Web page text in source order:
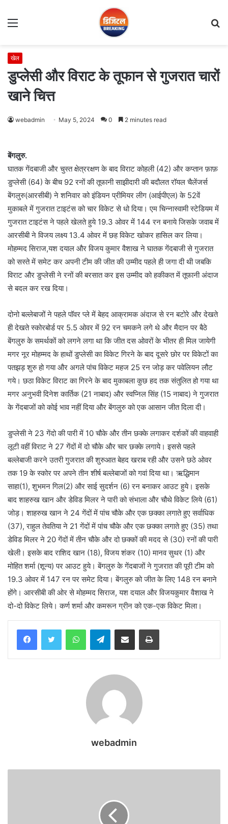
Menu
खेल
डुप्लेसी और विराट के तूफान से गुजरात चारों
खाने चित्त
webadmin May 5, 2024 0 2 minutes read
बेंगलुरु.
घातक गेंदबाजी और चुस्त क्षेत्ररक्षण के बाद विराट कोहली (42) और कप्तान फ़ाफ़
डुप्लेसी (64) के बीच 92 रनों की तूफानी साझीदारी की बदौलत रॉयल चैलेंजर्स
बेंगलुरु(आरसीबी) ने शनिवार को इंडियन प्रीमियर लीग (आईपीएल) के 52वें
मुकाबले में गुजरात टाइटंस को चार विकेट से धो दिया। एम चिन्‍नास्‍वामी स्‍टेडियम में
गुजरात टाइटंस ने पहले खेलते हुये 19.3 ओवर में 144 रन बनाये जिसके जवाब में
आरसीबी ने विजय लक्ष्य 13.4 ओवर में छह विकेट खोकर हासिल कर लिया।
मोहम्मद सिराज,यश दयाल और विजय कुमार वैशाख ने घातक गेंदबाजी से गुजरात
को सस्ते में समेट कर अपनी टीम की जीत की उम्मीद पहले ही जगा दी थी जबकि
विराट और डुप्लेसी ने रनों की बरसात कर इस उम्मीद को हकीकत में तूफानी अंदाज
से बदल कर रख दिया।
दोनो बल्लेबाजों ने पहले पॉवर प्ले में बेहद आक्रामक अंदाज से रन बटोरे और देखते
ही देखते स्कोरबोर्ड पर 5.5 ओवर में 92 रन चमकने लगे थे और मैदान पर बैठे
बेंगलुरु के समर्थकों को लगने लगा था कि जीत दस ओवरों के भीतर ही मिल जायेगी
मगर नूर मोहम्मद के हाथों डुप्लेसी का विकेट गिरने के बाद दूसरे छोर पर विकेटों का
पतझड़ शुरु हो गया और अगले पांच विकेट महज 25 रन जोड़ कर पवेलियन लौट
गये। छठा विकेट विराट का गिरने के बाद मुकाबला कुछ हद तक संतुलित हो गया था
मगर अनुभवी दिनेश कार्तिक (21 नाबाद) और स्वप्निल सिंह (15 नाबाद) ने गुजरात
के गेंदबाजों को कोई भाव नहीं दिया और बेंगलुरु को एक आसान जीत दिला दी।
डुप्लेसी ने 23 गेंदो की पारी में 10 चौके और तीन छक्के लगाकर दर्शकों की वाहवाही
लूटी वहीं विराट ने 27 गेंदों में दो चौके और चार छक्के लगाये। इससे पहले
बल्लेबाजी करने उतरी गुजरात की शुरुआत बेहद खराब रही और उसने छठे ओवर
तक 19 के स्कोर पर अपने तीन शीर्ष बल्लेबाजों को गवां दिया था। ऋद्धिमान
साहा(1), शुभमन गिल(2) और साई सुदर्शन (6) रन बनाकर आउट हुये। इसके
बाद शाहरुख खान और डेविड मिलर ने पारी को संभाला और चौथे विकेट लिये (61)
जोड़। शाहरुख खान ने 24 गेंदों में पांच चौके और एक छक्का लगाते हुए सर्वाधिक
(37), राहुल तेवतिया ने 21 गेंदों में पांच चौके और एक छक्का लगाते हुए (35) तथा
डेविड मिलर ने 20 गेंदों में तीन चौके और दो छक्कों की मदद से (30) रनों की पारी
खेली। इसके बाद राशिद खान (18), विजय शंकर (10) मानव सुथर (1) और
मोहित शर्मा (शून्य) पर आउट हुये। बेंगलुरु के गेंदबाजों ने गुजरात की पूरी टीम को
19.3 ओवर में 147 रन पर समेट दिया। बेंगलुरु को जीत के लिए 148 रन बनाने
होंगे। आरसीबी की ओर से मोहम्मद सिराज, यश दयाल और विजयकुमार वैशाख ने
दो-दो विकेट लिये। कर्ण शर्मा और कमरून ग्रीन को एक-एक विकेट मिला।
WhatsAppTelegramShare via Email Print
webadmin